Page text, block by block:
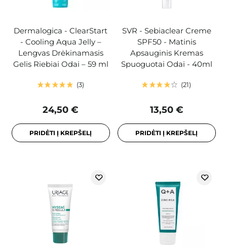
Dermalogica - ClearStart
- Cooling Aqua Jelly –
Lengvas Drėkinamasis
Gelis Riebiai Odai – 59 ml
3
24,50 €
PRIDĖTI Į KREPŠELĮ
SVR - Sebiaclear Creme
SPF50 - Matinis
Apsauginis Kremas
Spuoguotai Odai - 40ml
21
13,50 €
PRIDĖTI Į KREPŠELĮ